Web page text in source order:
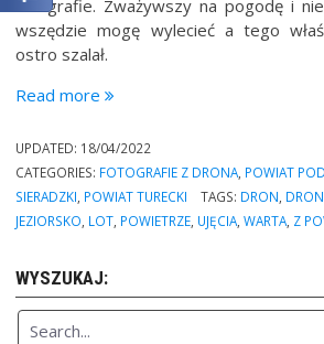
fotografie. Zważywszy na pogodę i
wszędzie mogę wylecieć a tego
ostro szalał.
Read more“Zbiornik
Warta-
Jeziorsko
/
fotografie
UPDATED: 18/04/2022
CATEGORIES: FOTOGRAFIE Z DRONA, POWIAT
SIERADZKI, POWIAT TURECKI TAGS: DRON,
JEZIORSKO, LOT, POWIETRZE, UJĘCIA,WARTA, Z
WYSZUKAJ: